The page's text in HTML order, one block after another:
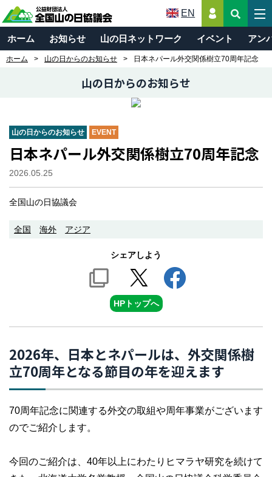
EN
ホーム お知らせ 山の日ネットワーク イベント アン
ホーム 山の日からのお知らせ 日本ネパール外交関係樹立70周年記念
山の日からのお知らせ
山の日からのお知らせ EVENT
日本ネパール外交関係樹立70周年記念
2026.05.25
全国山の日協議会
全国 海外 アジア
シェアしよう
HPトップへ
2026年、日本とネパールは、外交関係樹
立70周年となる節目の年を迎えます
70周年記念に関連する外交の取組や周年事業がございます
のでご紹介します。
今回のご紹介は、40年以上にわたりヒマラヤ研究を続けて